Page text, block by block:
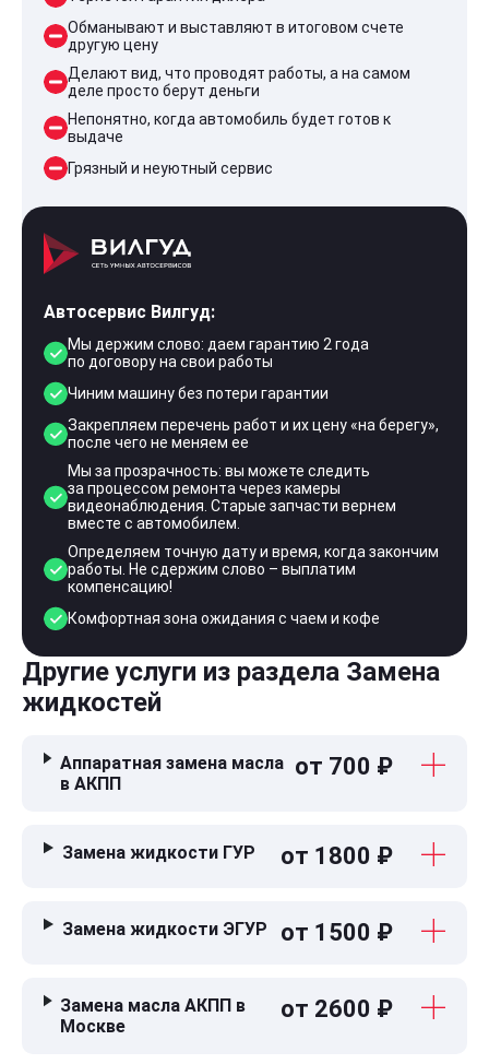
Обманывают и выставляют в итоговом счете
другую цену
Делают вид, что проводят работы, а на самом
деле просто берут деньги
Непонятно, когда автомобиль будет готов к
выдаче
Грязный и неуютный сервис
Автосервис Вилгуд:
Мы держим слово: даем гарантию 2 года
по договору на свои работы
Чиним машину без потери гарантии
Закрепляем перечень работ и их цену «на берегу»,
после чего не меняем ее
Мы за прозрачность: вы можете следить
за процессом ремонта через камеры
видеонаблюдения. Старые запчасти вернем
вместе с автомобилем.
Определяем точную дату и время, когда закончим
работы. Не сдержим слово – выплатим
компенсацию!
Комфортная зона ожидания с чаем и кофе
Другие услуги из раздела Замена
жидкостей
Аппаратная замена масла
в АКПП
от 700 ₽
Замена жидкости ГУР от 1800 ₽
Замена жидкости ЭГУР от 1500 ₽
Замена масла АКПП в
Москве
от 2600 ₽